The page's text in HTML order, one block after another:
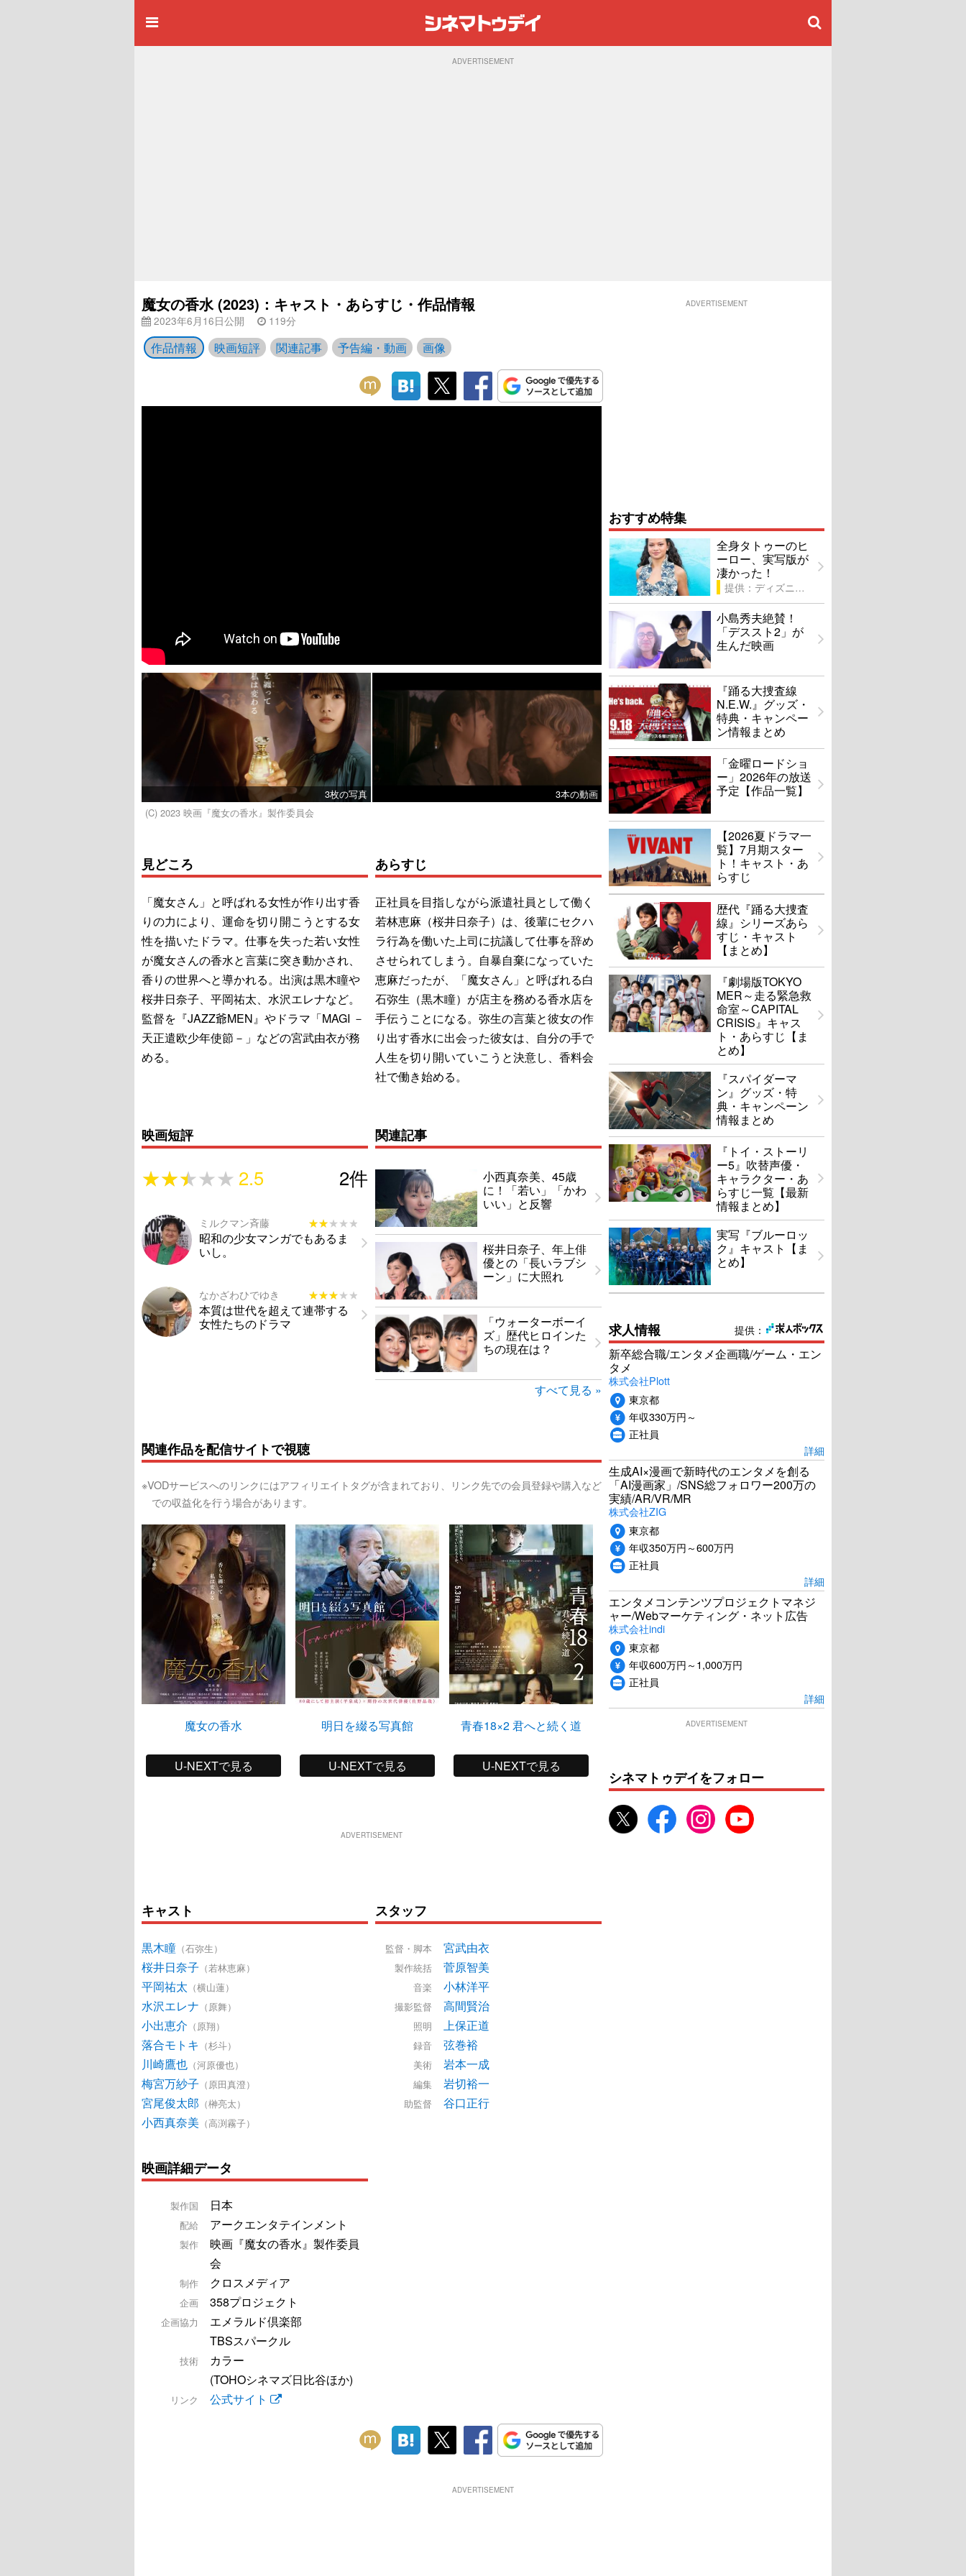
ADVERTISEMENT
魔女の香水 (2023)：キャスト・あらすじ・作品情報
2023年6月16日公開 119分
作品情報 映画短評 関連記事 予告編・動画 画像
3枚の写真
3本の動画
(C) 2023 映画『魔女の香水』製作委員会
見どころ
「魔女さん」と呼ばれる女性が作り出す香
りの力により、運命を切り開こうとする女
性を描いたドラマ。仕事を失った若い女性
が魔女さんの香水と言葉に突き動かされ、
香りの世界へと導かれる。出演は黒木瞳や
桜井日奈子、平岡祐太、水沢エレナなど。
監督を『JAZZ爺MEN』やドラマ「MAGI －
天正遣欧少年使節－」などの宮武由衣が務
める。
あらすじ
正社員を目指しながら派遣社員として働く
若林恵麻（桜井日奈子）は、後輩にセクハ
ラ行為を働いた上司に抗議して仕事を辞め
させられてしまう。自暴自棄になっていた
恵麻だったが、「魔女さん」と呼ばれる白
石弥生（黒木瞳）が店主を務める香水店を
手伝うことになる。弥生の言葉と彼女の作
り出す香水に出会った彼女は、自分の手で
人生を切り開いていこうと決意し、香料会
社で働き始める。
映画短評
★★★★★
★★★★★ 2.5 2件
ミルクマン斉藤 ★★★★★
★★★★★
昭和の少女マンガでもあるま
いし。
なかざわひでゆき ★★★★★
★★★★★
本質は世代を超えて連帯する
女性たちのドラマ
関連記事
小西真奈美、45歳
に！「若い」「かわ
いい」と反響
桜井日奈子、年上俳
優との「長いラブシ
ーン」に大照れ
「ウォーターボーイ
ズ」歴代ヒロインた
ちの現在は？
すべて見る »
関連作品を配信サイトで視聴
※VODサービスへのリンクにはアフィリエイトタグが含まれており、リンク先での会員登録や購入など
での収益化を行う場合があります。
魔女の香水
U-NEXTで見る
明日を綴る写真館
U-NEXTで見る
青春18×2 君へと続く道
U-NEXTで見る
十二単衣を着た悪魔
ADVERTISEMENT
キャスト
黒木瞳 （石弥生）
桜井日奈子 （若林恵麻）
平岡祐太 （横山蓮）
水沢エレナ （原舞）
小出恵介 （原翔）
落合モトキ （杉斗）
川崎鷹也 （河原優也）
梅宮万紗子 （原田真澄）
宮尾俊太郎 （榊亮太）
小西真奈美 （高渕霧子）
スタッフ
監督・脚本 宮武由衣
製作統括 菅原智美
音楽 小林洋平
撮影監督 高間賢治
照明 上保正道
録音 弦巻裕
美術 岩本一成
編集 岩切裕一
助監督 谷口正行
映画詳細データ
製作国 日本
配給 アークエンタテインメント
製作
映画『魔女の香水』製作委員
会
制作 クロスメディア
企画 358プロジェクト
企画協力
エメラルド倶楽部
TBSスパークル
技術
カラー
(TOHOシネマズ日比谷ほか)
リンク 公式サイト
ADVERTISEMENT
おすすめ特集
全身タトゥーのヒ
ーロー、実写版が
凄かった！
提供：ディズニー
小島秀夫絶賛！
「デススト2」が
生んだ映画
『踊る大捜査線
N.E.W.』グッズ・
特典・キャンペー
ン情報まとめ
「金曜ロードショ
ー」2026年の放送
予定【作品一覧】
【2026夏ドラマ一
覧】7月期スター
ト！キャスト・あ
らすじ
歴代『踊る大捜査
線』シリーズあら
すじ・キャスト
【まとめ】
『劇場版TOKYO
MER～走る緊急救
命室～CAPITAL
CRISIS』キャス
ト・あらすじ【ま
とめ】
『スパイダーマ
ン』グッズ・特
典・キャンペーン
情報まとめ
『トイ・ストーリ
ー5』吹替声優・
キャラクター・あ
らすじ一覧【最新
情報まとめ】
実写『ブルーロッ
ク』キャスト【ま
とめ】
提供：
求人情報
新卒総合職/エンタメ企画職/ゲーム・エン
タメ
株式会社Plott
東京都
年収330万円～
正社員
詳細
生成AI×漫画で新時代のエンタメを創る
「AI漫画家」/SNS総フォロワー200万の
実績/AR/VR/MR
株式会社ZIG
東京都
年収350万円～600万円
正社員
詳細
エンタメコンテンツプロジェクトマネジ
ャー/Webマーケティング・ネット広告
株式会社indi
東京都
年収600万円～1,000万円
正社員
詳細
ADVERTISEMENT
シネマトゥデイをフォロー
ADVERTISEMENT